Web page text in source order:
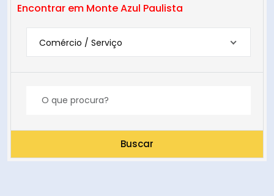
Encontrar em Monte Azul Paulista
Comércio / Serviço
Buscar